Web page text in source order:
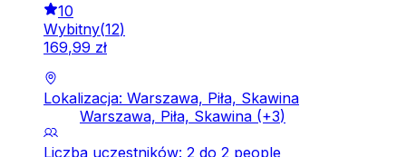
10
Wybitny(12)
169,99 zł
Lokalizacja: Warszawa, Piła, Skawina
Warszawa, Piła, Skawina (+3)
Liczba uczestników: 2 do 2 people